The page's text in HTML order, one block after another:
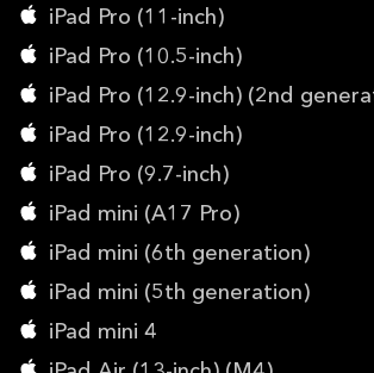
iPad Pro (11-inch)
iPad Pro (10.5-inch)
iPad Pro (12.9-inch) (2nd
iPad Pro (12.9-inch)
iPad Pro (9.7-inch)
iPad mini (A17 Pro)
iPad mini (6th generation)
iPad mini (5th generation)
iPad mini 4